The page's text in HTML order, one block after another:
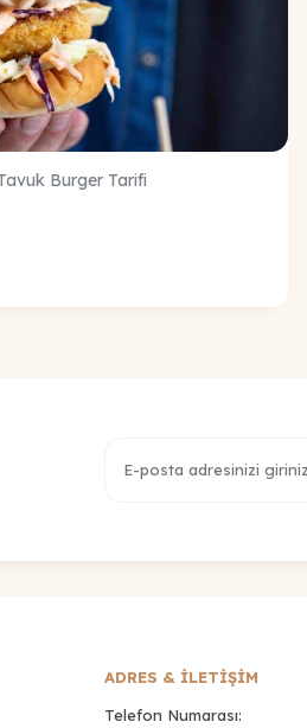
Burger Tarifi
ADRES & İLETIŞIM
Telefon Numarası: